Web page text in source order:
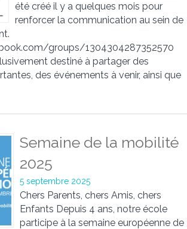
été créé il y a quelques mois pour
renforcer la communication au sein de
groups/1304304287352570
destiné à partager des
des événements à venir, ainsi que
Semaine de la mobilité
2025
5 septembre 2025
Chers Parents, chers Amis, chers
Enfants Depuis 4 ans, notre école
participe à la semaine européenne de